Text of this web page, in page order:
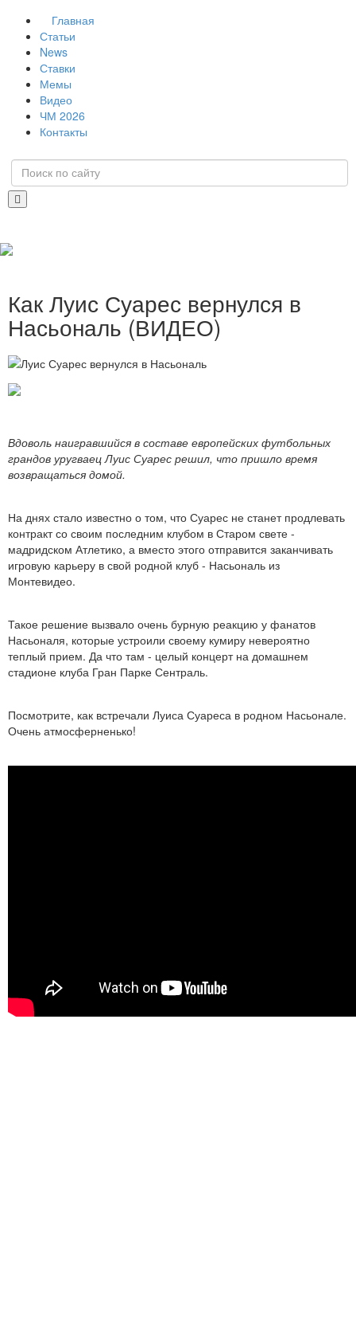
Главная
Статьи
News
Ставки
Мемы
Видео
ЧМ 2026
Контакты
Как Луис Суарес вернулся в
Насьональ (ВИДЕО)
Вдоволь наигравшийся в составе европейских футбольных
грандов уругваец Луис Суарес решил, что пришло время
возвращаться домой.
На днях стало известно о том, что Суарес не станет продлевать
контракт со своим последним клубом в Старом свете -
мадридском Атлетико, а вместо этого отправится заканчивать
игровую карьеру в свой родной клуб - Насьональ из
Монтевидео.
Такое решение вызвало очень бурную реакцию у фанатов
Насьоналя, которые устроили своему кумиру невероятно
теплый прием. Да что там - целый концерт на домашнем
стадионе клуба Гран Парке Сентраль.
Посмотрите, как встречали Луиса Суареса в родном Насьонале.
Очень атмосферненько!